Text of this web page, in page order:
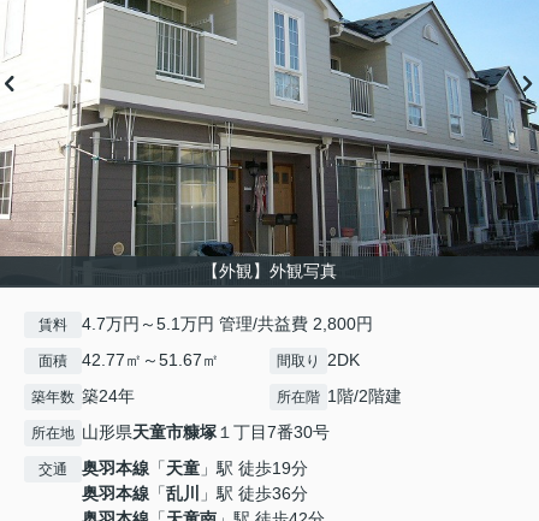
【外観】外観写真
賃料 4.7万円～5.1万円 管理/共益費 2,800円
面積 42.77㎡～51.67㎡ 間取り 2DK
築年数 築24年 所在階 1階/2階建
所在地 山形県天童市糠塚１丁目7番30号
交通 奥羽本線 「天童 」駅 徒歩19分
奥羽本線 「乱川
」駅 徒歩36分